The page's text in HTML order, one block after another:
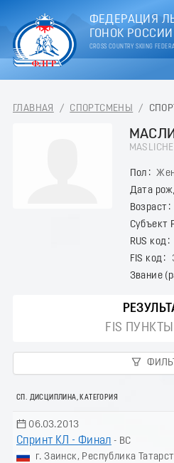
ФЕДЕРАЦИЯ
ГОНОК РОССИИ
CROSS COUNTRY SKIING
ГЛАВНАЯ / СПОРТСМЕНЫ /
Пол
Дата
Возраст
Субъект
RUS код
FIS код
Звание
FIS ПУНКТЫ
СП. ДИСЦИПЛИНА, КАТЕГОРИЯ
06.03.2013
Спринт КЛ - Финал - ВС
г. Заинск, Республика